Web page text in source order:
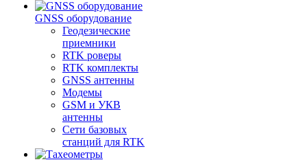
GNSS оборудование
Геодезические
приемники
RTK роверы
RTK комплекты
GNSS антенны
Модемы
GSM и УКВ
антенны
Сети базовых
станций для RTK